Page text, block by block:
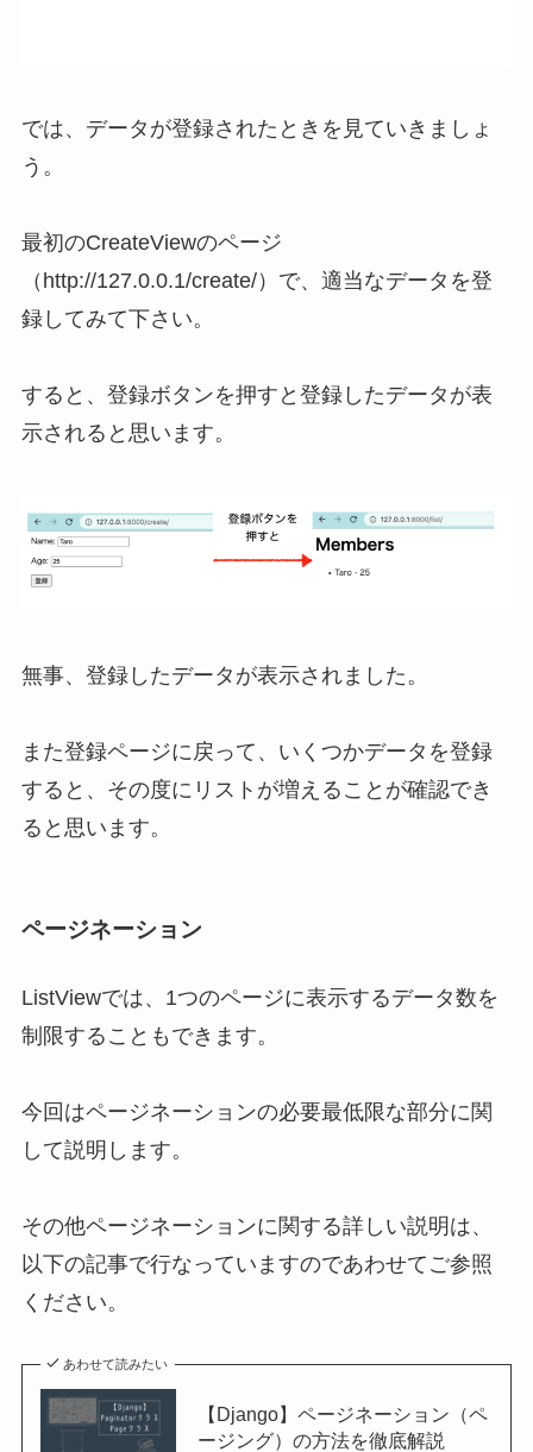
では、データが登録されたときを見ていきましょ
う。
最初のCreateViewのページ
（http://127.0.0.1/create/）で、適当なデータを登
録してみて下さい。
すると、登録ボタンを押すと登録したデータが表
示されると思います。
無事、登録したデータが表示されました。
また登録ページに戻って、いくつかデータを登録
すると、その度にリストが増えることが確認でき
ると思います。
ページネーション
ListViewでは、1つのページに表示するデータ数を
制限することもできます。
今回はページネーションの必要最低限な部分に関
して説明します。
その他ページネーションに関する詳しい説明は、
以下の記事で行なっていますのであわせてご参照
ください。
あわせて読みたい
【Django】ページネーション（ペ
ージング）の方法を徹底解説